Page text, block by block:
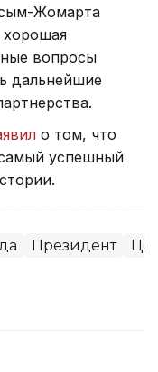
Жомарта
хорошая
вопросы
дальнейшие
о том, что
успешный
Президент